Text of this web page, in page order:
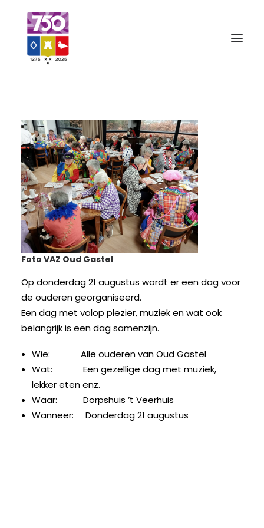
EVENEMENTEN
MERCHANDISE
FOTO’S
VRIENDEN VAN
CONTACT
Foto VAZ Oud Gastel
Op donderdag 21 augustus wordt er een dag voor
de ouderen georganiseerd.
Een dag met volop plezier, muziek en wat ook
belangrijk is een dag samenzijn.
Wie: Alle ouderen van Oud Gastel
Wat: Een gezellige dag met muziek,
lekker eten enz.
Waar: Dorpshuis ’t Veerhuis
Wanneer: Donderdag 21 augustus